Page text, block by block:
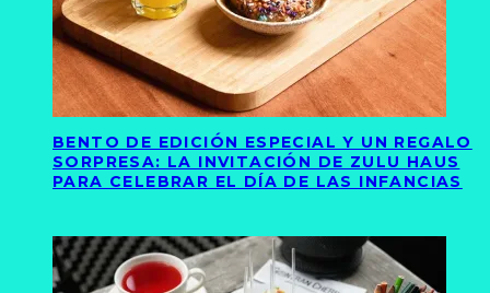
BENTO DE EDICIÓN ESPECIAL Y UN REGALO
SORPRESA: LA INVITACIÓN DE ZULU HAUS
PARA CELEBRAR EL DÍA DE LAS INFANCIAS